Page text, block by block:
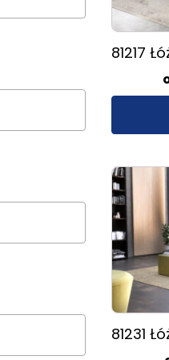
81217
wybrać
na
stronie
81231
Ten
produkt
ma
wiele
Opcje
można
wybrać
na
stronie